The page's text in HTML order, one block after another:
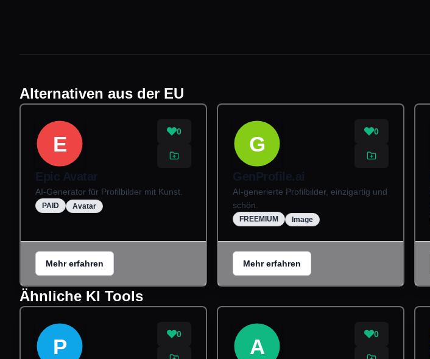
Alternativen aus der EU
E
0
Epic Avatar
AI-Generator für Profilbilder mit Kunst.
PAID Avatar
Mehr erfahren
G
0
GenProfile.ai
AI-generierte Profilbilder, einzigartig und
schön.
FREEMIUM Image
Mehr erfahren
Ähnliche KI Tools
P
0
A
0